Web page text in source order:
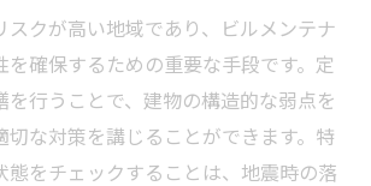
スクが高い地域であり、ビルメンテナ
を確保するための重要な手段です。定
を行うことで、建物の構造的な弱点を
切な対策を講じることができます。特
態をチェックすることは、地震時の落